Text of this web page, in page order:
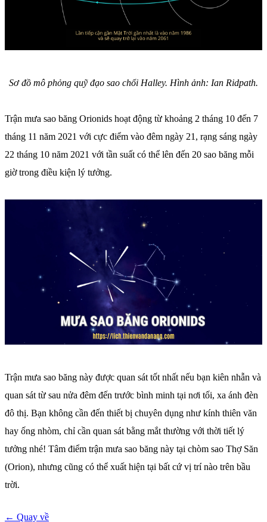
Sơ đồ mô phỏng quỹ đạo sao chổi Halley. Hình ảnh: Ian Ridpath.
Trận mưa sao băng Orionids hoạt động từ khoảng 2 tháng 10 đến 7
tháng 11 năm 2021 với cực điểm vào đêm ngày 21, rạng sáng ngày
22 tháng 10 năm 2021 với tần suất có thể lên đến 20 sao băng mỗi
giờ trong điều kiện lý tưởng.
Trận mưa sao băng này được quan sát tốt nhất nếu bạn kiên nhẫn và
quan sát từ sau nửa đêm đến trước bình minh tại nơi tối, xa ánh đèn
đô thị. Bạn không cần đến thiết bị chuyên dụng như kính thiên văn
hay ống nhòm, chỉ cần quan sát bằng mắt thường với thời tiết lý
tưởng nhé! Tâm điểm trận mưa sao băng này tại chòm sao Thợ Săn
(Orion), nhưng cũng có thể xuất hiện tại bất cứ vị trí nào trên bầu
trời.
← Quay về